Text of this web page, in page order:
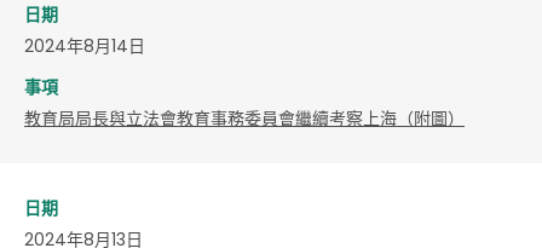
日期
2024年8月14日
事項
教育局局長與立法會教育事務委員會繼續考察上海（附圖）
日期
2024年8月13日